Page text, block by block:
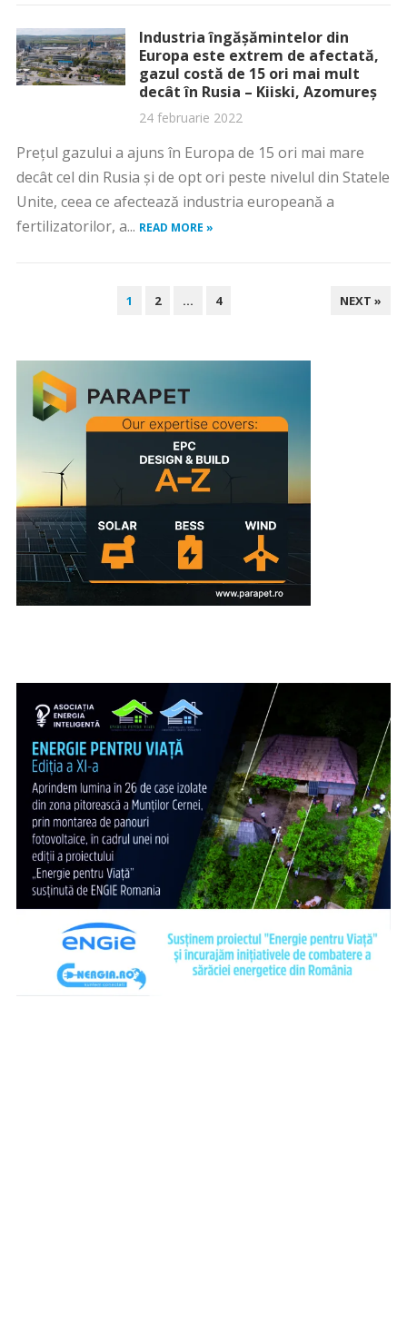
Industria îngășămintelor din
Europa este extrem de afectată,
gazul costă de 15 ori mai mult
decât în Rusia – Kiiski, Azomureș
24 februarie 2022
Preţul gazului a ajuns în Europa de 15 ori mai mare
decât cel din Rusia și de opt ori peste nivelul din Statele
Unite, ceea ce afectează industria europeană a
fertilizatorilor, a... READ MORE »
1 2 … 4 NEXT »